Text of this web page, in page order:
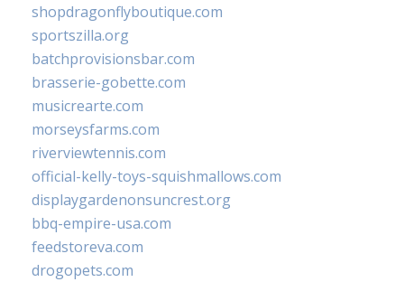
shopdragonflyboutique.com
sportszilla.org
batchprovisionsbar.com
brasserie-gobette.com
musicrearte.com
morseysfarms.com
riverviewtennis.com
official-kelly-toys-squishmallows.com
displaygardenonsuncrest.org
bbq-empire-usa.com
feedstoreva.com
drogopets.com